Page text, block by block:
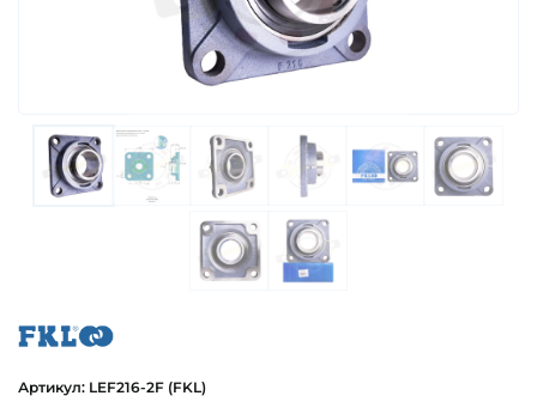
Артикул: LEF216-2F (FKL)